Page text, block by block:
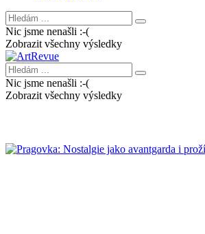
Nic jsme nenašli :-(
Zobrazit všechny výsledky
Nic jsme nenašli :-(
Zobrazit všechny výsledky